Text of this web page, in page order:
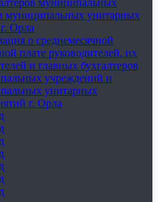
муниципальных
муниципальных унитарных
Орла
о среднемесячной
плате руководителей, их
и главных бухгалтеров
учреждений и
унитарных
г. Орла